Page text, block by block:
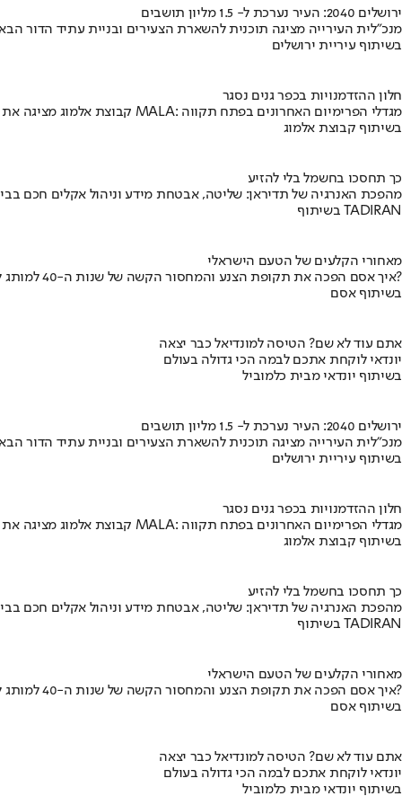
ירושלים 2040: העיר נערכת ל- 1.5 מליון תושבים
מנכ"לית העירייה מציגה תוכנית להשארת הצעירים ובניית עתיד הדור
בשיתוף עיריית ירושלים
חלון ההזדמנויות בכפר גנים נסגר
קבוצת אלמוג מציגה את פרויקט MALA: מגדלי הפרימיום האחרונים בפתח תקווה
בשיתוף קבוצת אלמוג
כך תחסכו בחשמל בלי להזיע
מהפכת האנרגיה של תדיראן: שליטה, אבטחת מידע וניהול אקלים חכם
בשיתוף TADIRAN
מאחורי הקלעים של הטעם הישראלי
איך אסם הפכה את תקופת הצנע והמחסור הקשה של שנות ה-40 למותג לאומי?
בשיתוף אסם
אתם עוד לא שם? הטיסה למונדיאל כבר יצאה
יונדאי לוקחת אתכם לבמה הכי גדולה בעולם
בשיתוף יונדאי מבית כלמוביל
ירושלים 2040: העיר נערכת ל- 1.5 מליון תושבים
מנכ"לית העירייה מציגה תוכנית להשארת הצעירים ובניית עתיד הדור
בשיתוף עיריית ירושלים
חלון ההזדמנויות בכפר גנים נסגר
קבוצת אלמוג מציגה את פרויקט MALA: מגדלי הפרימיום האחרונים בפתח תקווה
בשיתוף קבוצת אלמוג
כך תחסכו בחשמל בלי להזיע
מהפכת האנרגיה של תדיראן: שליטה, אבטחת מידע וניהול אקלים חכם
בשיתוף TADIRAN
מאחורי הקלעים של הטעם הישראלי
איך אסם הפכה את תקופת הצנע והמחסור הקשה של שנות ה-40 למותג לאומי?
בשיתוף אסם
אתם עוד לא שם? הטיסה למונדיאל כבר יצאה
יונדאי לוקחת אתכם לבמה הכי גדולה בעולם
בשיתוף יונדאי מבית כלמוביל